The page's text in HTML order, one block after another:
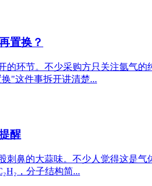
置换？
环节。不少采购方只关注氩气
"这件事拆开讲清楚...
醒
鼻的大蒜味。不少人觉得这是
，分子结构简...